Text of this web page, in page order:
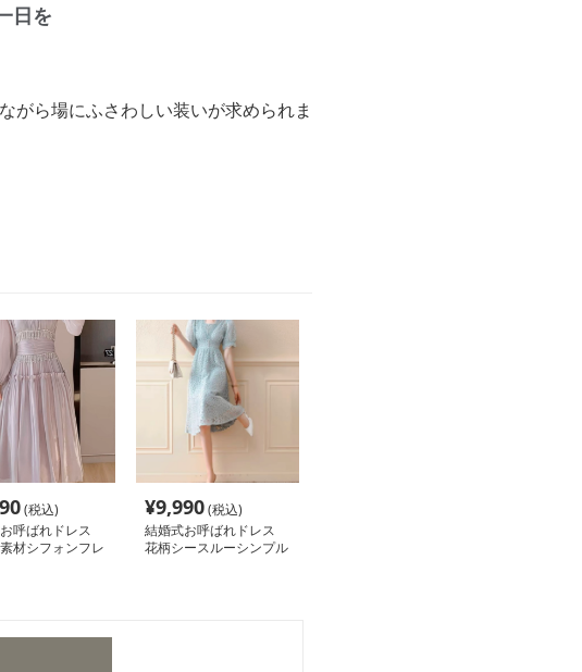
日を
がら場にふさわしい装いが求められま
(税込)
呼ばれドレス
材シフォンフレ
¥9,990(税込)
結婚式お呼ばれドレス
花柄シースルーシンプル